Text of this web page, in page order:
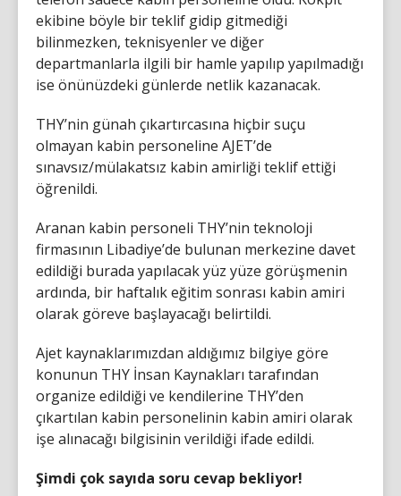
ekibine böyle bir teklif gidip gitmediği
bilinmezken, teknisyenler ve diğer
departmanlarla ilgili bir hamle yapılıp yapılmadığı
ise önünüzdeki günlerde netlik kazanacak.
THY’nin günah çıkartırcasına hiçbir suçu
olmayan kabin personeline AJET’de
sınavsız/mülakatsız kabin amirliği teklif ettiği
öğrenildi.
Aranan kabin personeli THY’nin teknoloji
firmasının Libadiye’de bulunan merkezine davet
edildiği burada yapılacak yüz yüze görüşmenin
ardında, bir haftalık eğitim sonrası kabin amiri
olarak göreve başlayacağı belirtildi.
Ajet kaynaklarımızdan aldığımız bilgiye göre
konunun THY İnsan Kaynakları tarafından
organize edildiği ve kendilerine THY’den
çıkartılan kabin personelinin kabin amiri olarak
işe alınacağı bilgisinin verildiği ifade edildi.
Şimdi çok sayıda soru cevap bekliyor!